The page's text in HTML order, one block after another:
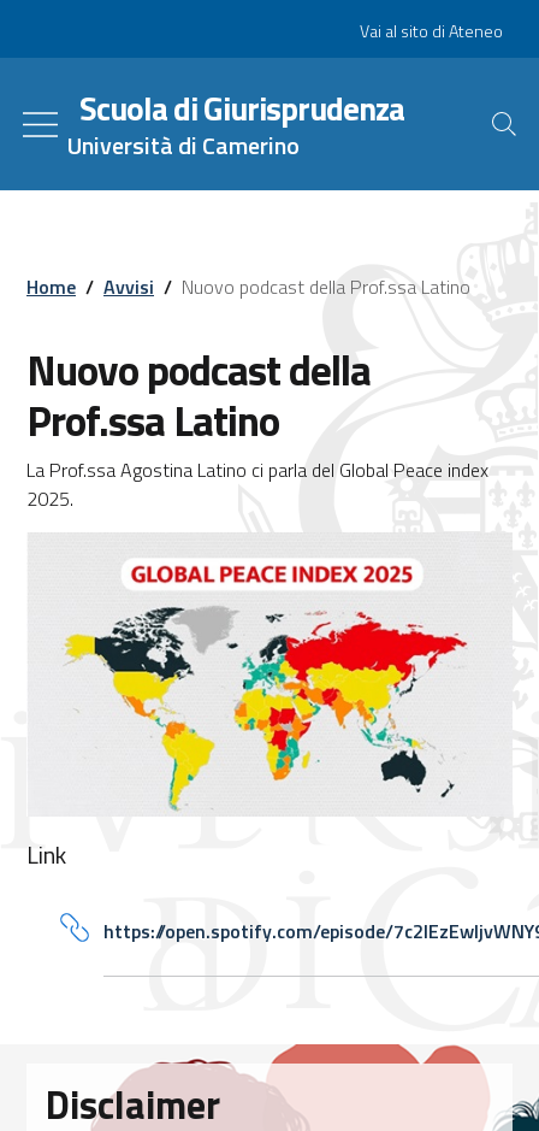
Slim
Vai al sito di Ateneo
Scuola di Giurisprudenza
Università di Camerino
Home / Avvisi / Nuovo podcast della Prof.ssa Latino
Nuovo podcast della
Prof.ssa Latino
La Prof.ssa Agostina Latino ci parla del Global Peace index
2025.
Link
https://open.spotify.com/episode/
Disclaimer